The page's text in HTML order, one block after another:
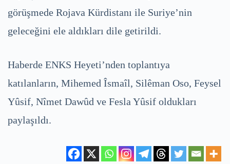
görüşmede Rojava Kürdistanı ile Suriye’nin
geleceğini ele aldıkları dile getirildi.
Haberde ENKS Heyeti’nden toplantıya
katılanların, Mihemed Îsmaîl, Silêman Oso, Feysel
Yûsif, Nîmet Dawûd ve Fesla Yûsif oldukları
paylaşıldı.